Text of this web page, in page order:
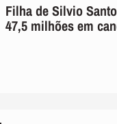
Filha de Silvio
47,5 milhões em